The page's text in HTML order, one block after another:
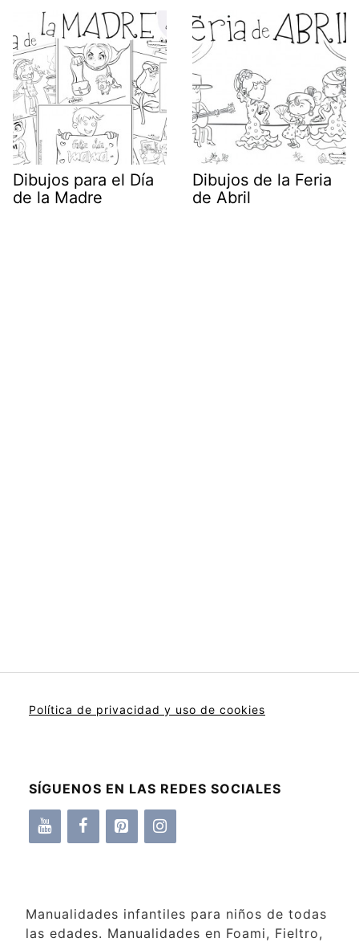
Dibujos para el Día
de la Madre
Dibujos de la Feria
de Abril
Política de privacidad y uso de cookies
SÍGUENOS EN LAS REDES SOCIALES
Manualidades infantiles para niños de todas
las edades. Manualidades en Foami, Fieltro,